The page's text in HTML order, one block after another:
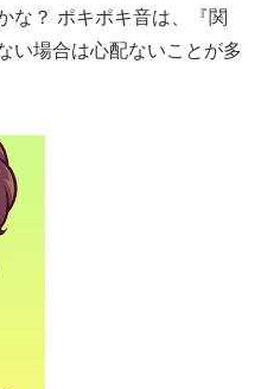
な？ ポキポキ音は、『関
い場合は心配ないことが多